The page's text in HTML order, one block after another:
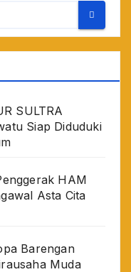
SULTRA
Siap Diduduki
HAM
Asta Cita
Barengan
Muda